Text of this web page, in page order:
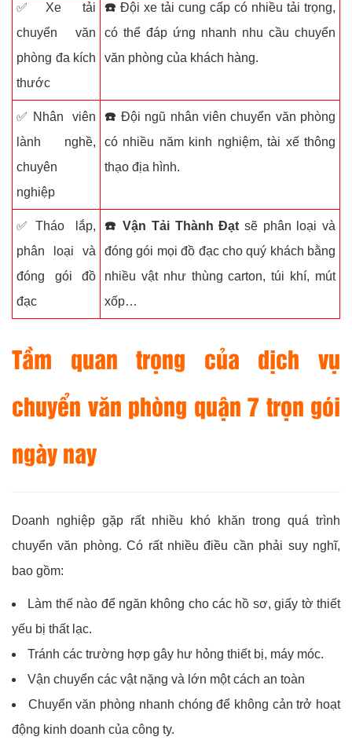
✅Xe tải
chuyển văn
phòng đa kích
thước
☎️ Đội xe tải cung cấp có nhiều tải trọng,
có thể đáp ứng nhanh nhu cầu chuyển
văn phòng của khách hàng.
✅Nhân viên
lành nghề,
chuyên
nghiệp
☎️ Đội ngũ nhân viên chuyển văn phòng
có nhiều năm kinh nghiệm, tài xế thông
thạo địa hình.
✅Tháo lắp,
phân loại và
đóng gói đồ
đạc
☎️Vận Tải Thành Đạtsẽ phân loại và
đóng gói mọi đồ đạc cho quý khách bằng
nhiều vật như thùng carton, túi khí, mút
xốp…
Tầm quan trọng của dịch vụ
chuyển văn phòng quận 7 trọn gói
ngày nay
Doanh nghiệp gặp rất nhiều khó khăn trong quá trình
chuyển văn phòng. Có rất nhiều điều cần phải suy nghĩ,
bao gồm:
Làm thế nào để ngăn không cho các hồ sơ, giấy tờ thiết
yếu bị thất lạc.
Tránh các trường hợp gây hư hỏng thiết bị, máy móc.
Vận chuyển các vật nặng và lớn một cách an toàn
Chuyển văn phòng nhanh chóng để không cản trở hoạt
động kinh doanh của công ty.